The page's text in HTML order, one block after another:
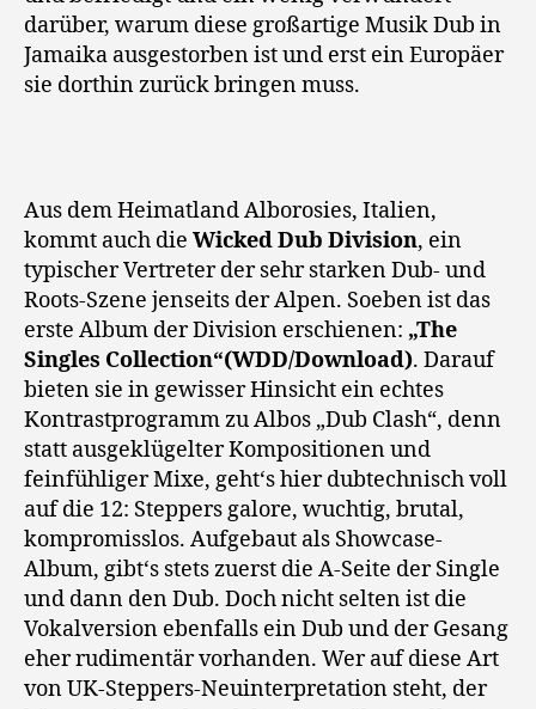
darüber, warum diese großartige Musik Dub in
Jamaika ausgestorben ist und erst ein Europäer
sie dorthin zurück bringen muss.
Aus dem Heimatland Alborosies, Italien,
kommt auch die Wicked Dub Division, ein
typischer Vertreter der sehr starken Dub- und
Roots-Szene jenseits der Alpen. Soeben ist das
erste Album der Division erschienen: „The
Singles Collection“(WDD/Download). Darauf
bieten sie in gewisser Hinsicht ein echtes
Kontrastprogramm zu Albos „Dub Clash“, denn
statt ausgeklügelter Kompositionen und
feinfühliger Mixe, geht‘s hier dubtechnisch voll
auf die 12: Steppers galore, wuchtig, brutal,
kompromisslos. Aufgebaut als Showcase-
Album, gibt‘s stets zuerst die A-Seite der Single
und dann den Dub. Doch nicht selten ist die
Vokalversion ebenfalls ein Dub und der Gesang
eher rudimentär vorhanden. Wer auf diese Art
von UK-Steppers-Neuinterpretation steht, der